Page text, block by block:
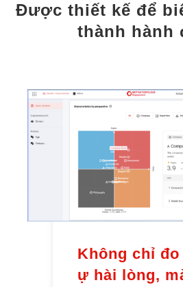
Được thiết kế để
thành hành
Không chỉ
ự hài lòng,